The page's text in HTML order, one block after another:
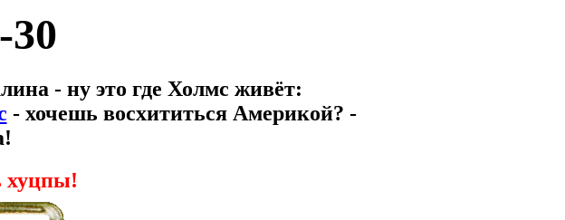
30
- ну это где Холмс живёт:
- хочешь восхититься Америкой? -
хуцпы!